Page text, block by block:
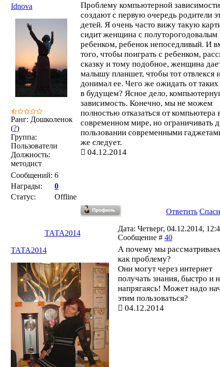
Idnova
Ранг: Дошколенок
(?)
Группа:
Пользователи
Должность:
методист
Сообщений: 6
Награды:
0
Статус:
Offline
Проблему компьютерной
создают с первую очередь родители
детей. Я очень часто вижу такую
сидит женщина с полуторогодовалым
ребенком, ребенок непоседливый. И
того, чтобы поиграть с ребенком,
сказку и тому подобное, женщина
малышу планшет, чтобы тот отвлекся
донимал ее. Чего же ожидать от таких
в будущем? Ясное дело,
зависимость. Конечно, мы не можем
полностью отказаться от компьютера
современном мире, но ограничивать
пользовании современными
же следует.
04.12.2014
Ответить
ТАТА2014
Дата: Четверг, 04.12.2014,
Сообщение # 40
ТАТА2014
А почему мы
как проблему?
Они могут через интернет
получать знания, быстро и
напрягаясь! Может надо
этим пользоваться?
04.12.2014